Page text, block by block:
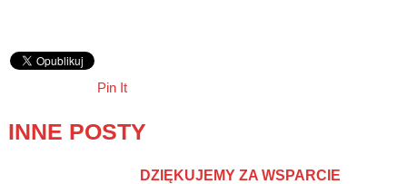
Pin It
INNE POSTY
DZIĘKUJEMY ZA WSPARCIE